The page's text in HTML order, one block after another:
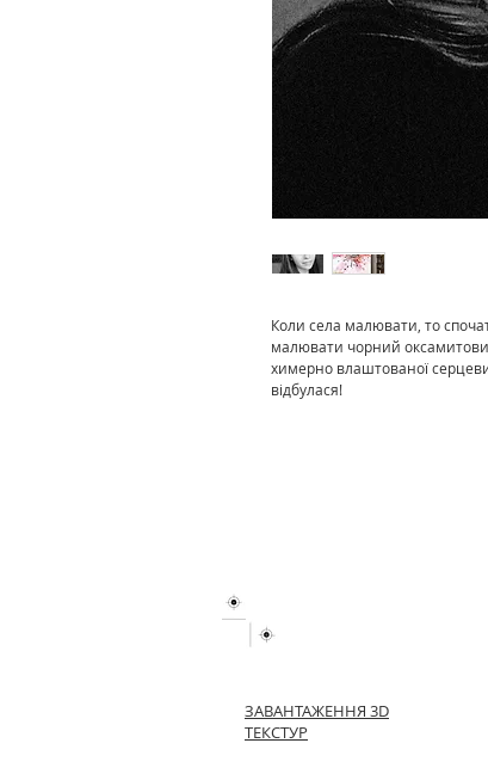
Коли села малювати, то
малювати чорний
химерно влаштованої
відбулася!
ЗАВАНТАЖЕННЯ 3D
ТЕКСТУР